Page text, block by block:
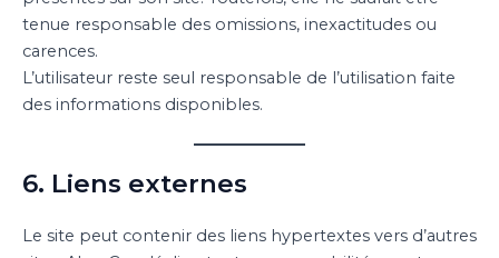
tenue responsable des omissions, inexactitudes ou
carences.
L’utilisateur reste seul responsable de l’utilisation faite
des informations disponibles.
6. Liens externes
Le site peut contenir des liens hypertextes vers d’autres